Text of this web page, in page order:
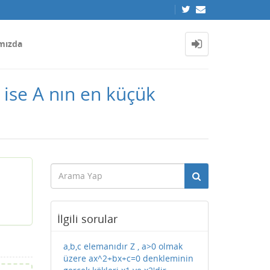
A nın en küçük
İlgili sorular
a,b,c elemanıdır Z , a>0 olmak
üzere ax^2+bx+c=0 denkleminin